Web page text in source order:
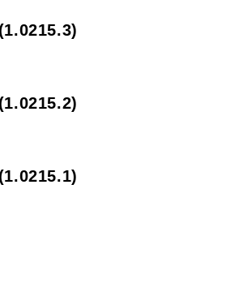
1.0215.3
1.0215.2
1.0215.1